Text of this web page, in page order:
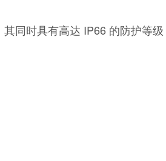
同时具有高达 IP66 的防护等级